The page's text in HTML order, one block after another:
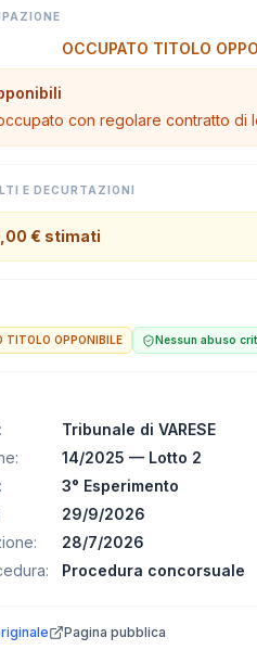
OCCUPATO TITOLO
con regolare contratto di
E DECURTAZIONI
€ stimati
TITOLO OPPONIBILE Nessun abuso
:
Tribunale di VARESE
:
14/2025 — Lotto 2
:
3° Esperimento
29/9/2026
:
28/7/2026
: Procedura concorsuale
Pagina pubblica